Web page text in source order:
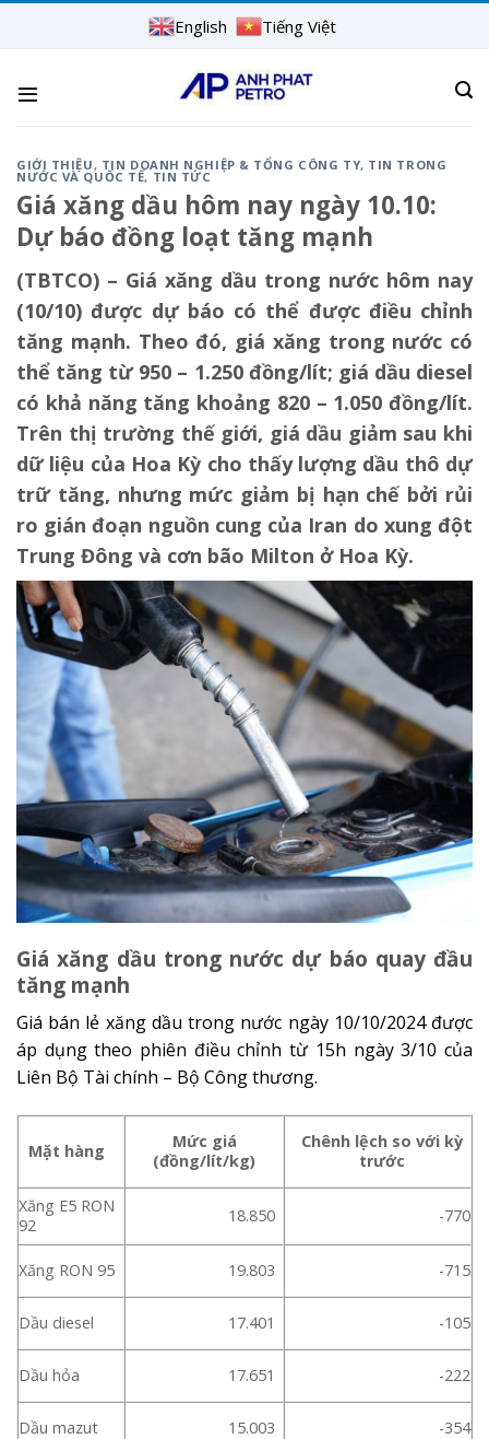
English Tiếng Việt
GIỚI THIỆU, TIN DOANH NGHIỆP & TỔNG CÔNG TY, TIN TRONG
NƯỚC VÀ QUỐC TẾ, TIN TỨC
Giá xăng dầu hôm nay ngày 10.10:
Dự báo đồng loạt tăng mạnh
(TBTCO) – Giá xăng dầu trong nước hôm nay
(10/10) được dự báo có thể được điều chỉnh
tăng mạnh. Theo đó, giá xăng trong nước có
thể tăng từ 950 – 1.250 đồng/lít; giá dầu diesel
có khả năng tăng khoảng 820 – 1.050 đồng/lít.
Trên thị trường thế giới, giá dầu giảm sau khi
dữ liệu của Hoa Kỳ cho thấy lượng dầu thô dự
trữ tăng, nhưng mức giảm bị hạn chế bởi rủi
ro gián đoạn nguồn cung của Iran do xung đột
Trung Đông và cơn bão Milton ở Hoa Kỳ.
Giá xăng dầu trong nước dự báo quay đầu
tăng mạnh
Giá bán lẻ xăng dầu trong nước ngày 10/10/2024 được
áp dụng theo phiên điều chỉnh từ 15h ngày 3/10 của
Liên Bộ Tài chính – Bộ Công thương.
Mặt hàng
Mức giá
(đồng/lít/kg)
Chênh lệch so với kỳ
trước
Xăng E5 RON
92
18.850 -770
Xăng RON 95 19.803 -715
Dầu diesel 17.401 -105
Dầu hỏa 17.651 -222
Dầu mazut 15.003 -354